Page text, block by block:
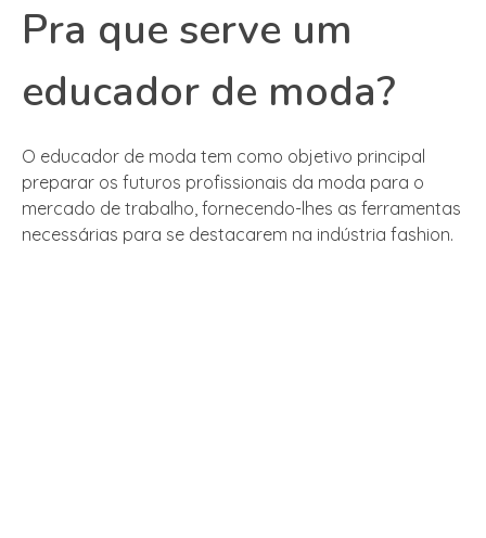
Pra que serve um
educador de moda?
O educador de moda tem como objetivo principal
preparar os futuros profissionais da moda para o
mercado de trabalho, fornecendo-lhes as ferramentas
necessárias para se destacarem na indústria fashion.